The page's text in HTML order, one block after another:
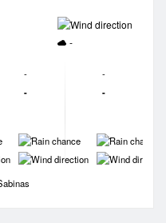
-
-
-
-
-
-
-
-
-
-